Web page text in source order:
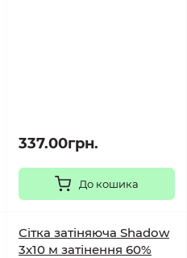
337.00грн.
До кошика
Сітка затіняюча Shadow
3х10 м затінення 60%